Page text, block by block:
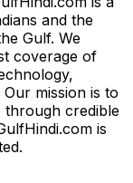
and the
Gulf. We
coverage of
mission is to
through credible
is